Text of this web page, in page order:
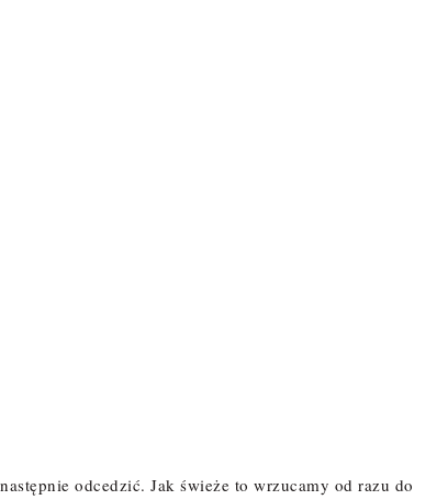
odcedzić. Jak świeże to wrzucamy od razu do